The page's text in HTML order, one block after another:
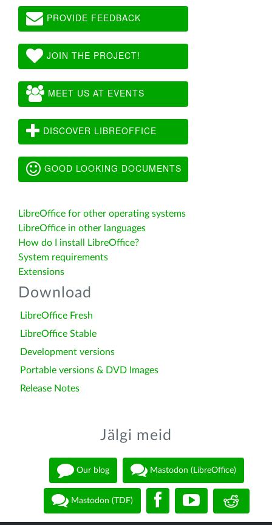
PROVIDE FEEDBACK
JOIN THE PROJECT!
MEET US AT EVENTS
DISCOVER LIBREOFFICE
GOOD LOOKING DOCUMENTS
LibreOffice for other operating systems
LibreOffice in other languages
How do I install LibreOffice?
System requirements
Extensions
Download
LibreOffice Fresh
LibreOffice Stable
Development versions
Portable versions & DVD Images
Release Notes
Jälgi meid
Our blog Mastodon (LibreOffice)
Mastodon (TDF)